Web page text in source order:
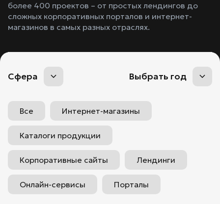
+7 (902) 205-83-00
manager@58studio.ru
Обсудить проект
более 400 проектов – от простых лендингов до
сложных корпоративных порталов и интернет-
магазинов в самых разных отраслях.
Все Интернет-магазины
Каталоги продукции
Корпоративные сайты Лендинги
Онлайн-сервисы Порталы
Сфера Выбрать год